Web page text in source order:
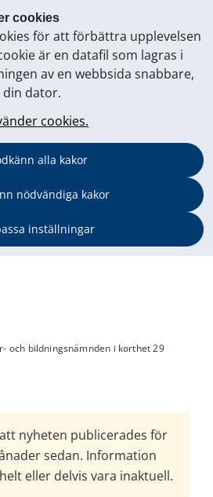
cookies
för att förbättra upplevelsen
är en datafil som lagras i
av en webbsida snabbare,
din dator.
cookies.
alla kakor
nödvändiga kakor
inställningar
och bildningsnämnden i korthet 29
nyheten publicerades för
sedan. Information
eller delvis vara inaktuell.